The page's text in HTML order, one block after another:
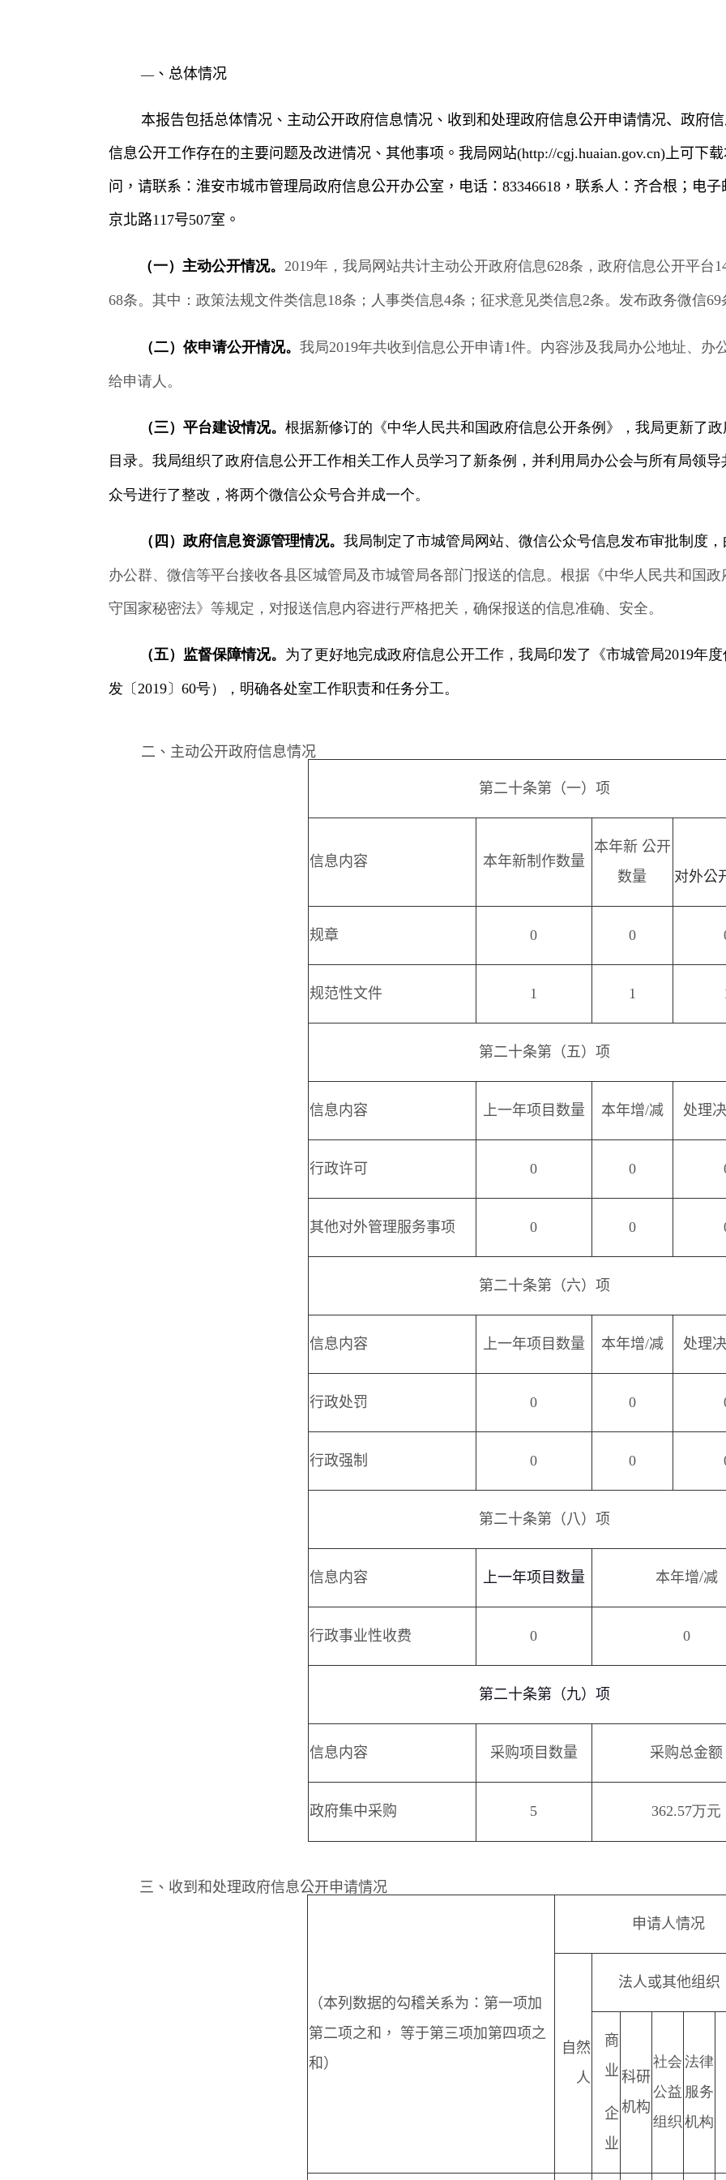
— 、总体情况
本报告包括总体情况 、主动公开政府信息情况、收到和处理政府信息公开申请情况、政府
信息公开工作存在的主要问题及改进情况、其他事项。我局网站(http://cgj.huaian.gov.cn) 上可下
问，请联系：淮安市城市管理局政府信息公开办公室，电话：83346618 ，联系人：齐合根；电
京北路117号507室。
（一）主动公开情况。 2019年，我局网站共计主动公开政府信息628条，政府信息公开平台
68条。其中：政策法规文件类信息18条；人事类信息4条；征求意见类信息2条。发布政务微信69
（二）依申请公开情况。 我局2019年共收到信息公开申请1件。内容涉及我局办公地址、办
给申请人。
（三）平台建设情况。 根据新修订的《中华人民共和国政府信息公开条例》，我局更新了
目录。我局组织了政府信息公开工作相关工作人员学习了新条例，并利用局办公会与所有局领
众号进行了整改，将两个微信公众号合并成一个。
（四）政府信息资源管理情况。 我局制定了市城管局网站、微信公众号信息发布审批制度，
办公群、微信等平台接收各县区城管局及市城管局各部门报送的信息。根据《中华人民共和国
守国家秘密法》等规定，对报送信息内容进行严格把关，确保报送的信息准确、安全。
（五）监督保障情况。 为了更好地完成政府信息公开工作，我局印发了《市城管局2019年度
发〔2019〕60号），明确各处室工作职责和任务分工。
二、主动公开政府信息情况
第二十条第（一）项
信息内容 本年新制作数量
本年新 公开
数量
对外公
规章 0 0
规范性文件 1 1
第二十条第（五）项
信息内容 上一年项目数量 本年增/减 处理
行政许可 0 0
其他对外管理服务事项 0 0
第二十条第（六）项
信息内容 上一年项目数量 本年增/减 处理
行政处罚 0 0
行政强制 0 0
第二十条第（八）项
信息内容 上一年项目数量 本年增/减
行政事业性收费 0 0
第二十条第（九）项
信息内容 采购项目数量 采购总金额
政府集中采购 5 362.57万元
三、收到和处理政府信息公开申请情况
（本列数据的勾稽关系为：第一项加
第二项之和， 等于第三项加第四项之
和）
申请人情况
自然
人
法人或其他组织
商
业
企
业
科研
机构
社会
公益
组织
法律
服务
机构